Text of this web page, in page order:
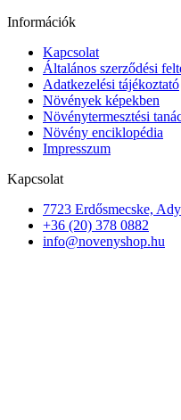
Információk
Kapcsolat
Általános szerződési
Adatkezelési tájékoztató
Növények képekben
Növénytermesztési
Növény enciklopédia
Impresszum
Kapcsolat
7723 Erdősmecske,
+36 (20) 378 0882
info@novenyshop.hu